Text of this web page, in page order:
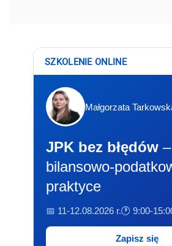
SZKOLENIE ONLINE
Małgorzata
JPK bez błędów
bilansowo-
praktyce
📅 11-12.08.2026 r.🕐 9:00-
Zapisz się